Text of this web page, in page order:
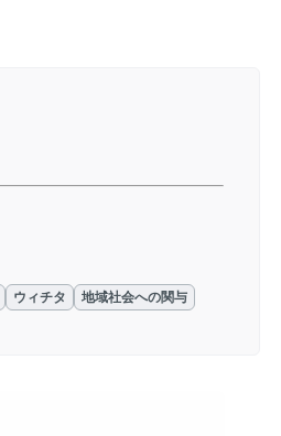
ウィチタ 地域社会への関与